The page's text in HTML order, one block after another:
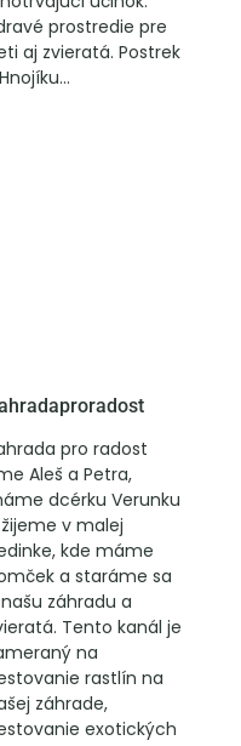
prostredie pre
aj zvieratá. Postrek
pro radost
Aleš a Petra,
dcérku Verunku
v malej
kde máme
a staráme sa
záhradu a
Tento kanál je
na
rastlín na
záhrade,
exotických